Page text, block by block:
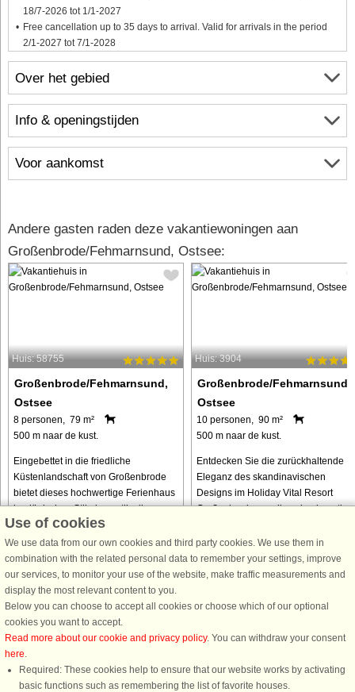
Over het gebied
Info & openingstijden
Voor aankomst
18/7-2026 tot 1/1-2027
Free cancellation up to 35 days to arrival. Valid for arrivals in the period
2/1-2027 tot 7/1-2028
Andere gasten raden deze vakantiewoningen aan
Großenbrode/Fehmarnsund, Ostsee:
Huis: 58755
Großenbrode/Fehmarnsund,
Ostsee
8 personen, 79 m²
500 m naar de kust.
Eingebettet in die friedliche
Küstenlandschaft von Großenbrode
bietet dieses hochwertige Ferienhaus
im dänischen Stil einen stilvollen
Rückzugsort, der ganz auf
Entspannung und geselliges
Beisammensein ...
van € 966
Huis: 3904
Großenbrode/Fehmarnsund,
Ostsee
10 personen, 90 m²
500 m naar de kust.
Entdecken Sie die zurückhaltende
Eleganz des skandinavischen
Designs im Holiday Vital Resort
Großenbrode, wo diese
stilvollen Rückzugsort an der Ostsee
bieten. ...
van € 1.033
Use of cookies
We use data from our own cookies and third party cookies. We use them in
combination with the related personal data to remember your settings, improve
our services, to monitor your use of the website, make traffic measurements and
display the most relevant content to you.
Below you can choose to accept all cookies or choose which of our optional
cookies you want to accept.
Read more about our cookie and privacy policy. You can withdraw your consent
here.
Required: These cookies help to ensure that our website works by activating
basic functions such as remembering the list of favorite houses.